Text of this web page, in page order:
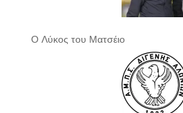
Ο Λύκος του Ματσέιο